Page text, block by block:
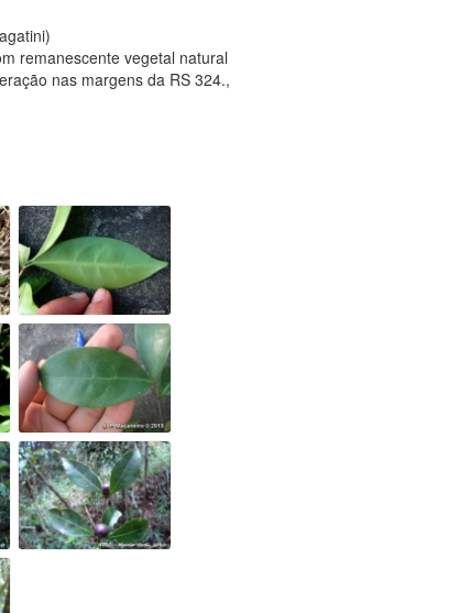
remanescente vegetal natural
nas margens da RS 324.,